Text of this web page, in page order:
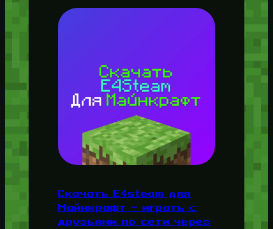
Скачать E4steam для
Майнкрафт — играть с
друзьями по сети через